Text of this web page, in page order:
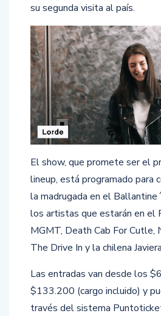
su segunda visita al país.
El show, que promete ser el
lineup, está programado para
la madrugada en el
los artistas que estarán en el
MGMT, Death Cab For Cutle,
The Drive In y la chilena
Las entradas van desde los
$133.200 (cargo incluido) y
través del sistema